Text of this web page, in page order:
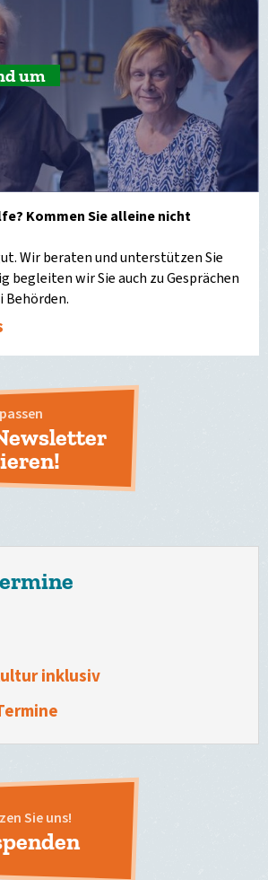
um
Kommen Sie alleine nicht
Wir beraten und unterstützen Sie
begleiten wir Sie auch zu Gesprächen
Behörden.
inklusiv
Sie uns!